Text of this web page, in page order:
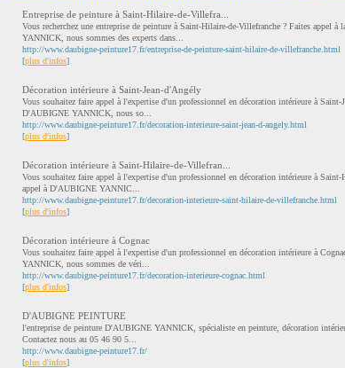
Entreprise de peinture à Saint-Hilaire-de-Villefra...
Vous recherchez une entreprise de peinture à Saint-Hilaire-de-Villefranche ? Faites appel
YANNICK, nous sommes des experts dans...
http://www.daubigne-peinture17.fr/entreprise-de-peinture-saint-hilaire-de-villefranche.html
[plus d'infos]
Décoration intérieure à Saint-Jean-d'Angély
Vous souhaitez faire appel à l'expertise d'un professionnel en décoration intérieure à Saint-
D'AUBIGNE YANNICK, nous so...
http://www.daubigne-peinture17.fr/decoration-interieure-saint-jean-d-angely.html
[plus d'infos]
Décoration intérieure à Saint-Hilaire-de-Villefran...
Vous souhaitez faire appel à l'expertise d'un professionnel en décoration intérieure à
appel à D'AUBIGNE YANNIC...
http://www.daubigne-peinture17.fr/decoration-interieure-saint-hilaire-de-villefranche.html
[plus d'infos]
Décoration intérieure à Cognac
Vous souhaitez faire appel à l'expertise d'un professionnel en décoration intérieure à
YANNICK, nous sommes de véri...
http://www.daubigne-peinture17.fr/decoration-interieure-cognac.html
[plus d'infos]
D'AUBIGNE PEINTURE
l'entreprise de peinture D'AUBIGNE YANNICK, spécialiste en peinture, décoration
Contactez nous au 05 46 90 5...
http://www.daubigne-peinture17.fr/
[plus d'infos]